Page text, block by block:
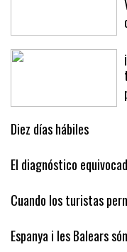
Diez días hábiles
El diagnóstico
Cuando los turistas
Espanya i les Balears